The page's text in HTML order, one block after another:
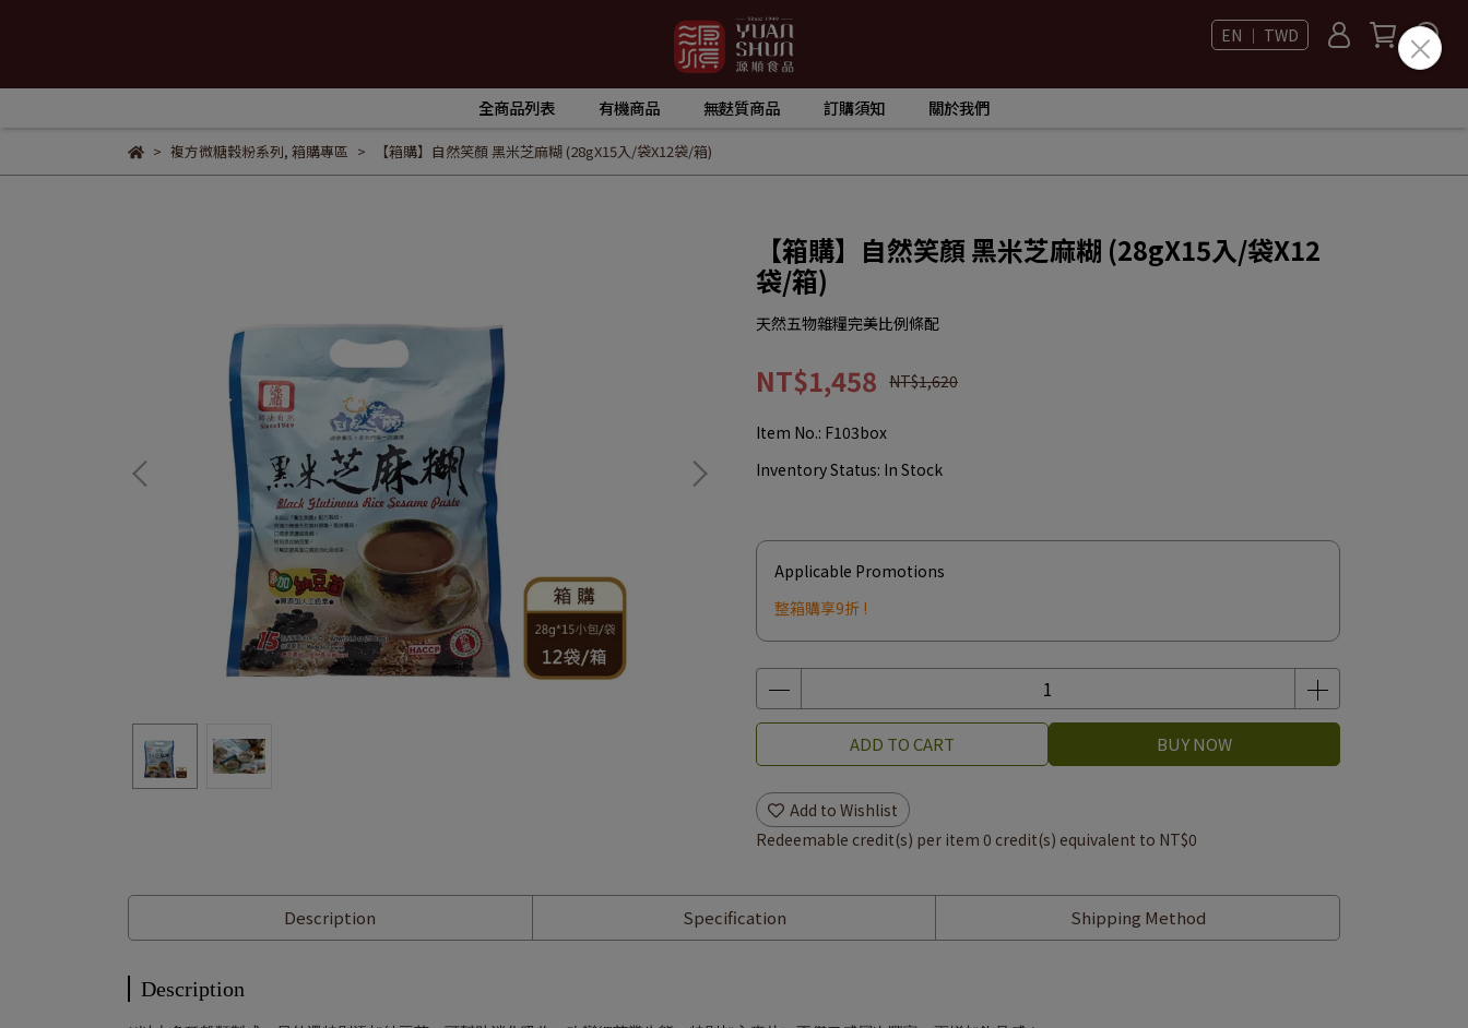
EN ｜ TWD
全商品列表 有機商品 無麩質商品 訂購須知 關於我們
複方微糖穀粉系列, 箱購專區 【箱購】自然笑顏 黑米芝麻糊 (28gX15入/袋X12袋/箱)
【箱購】自然笑顏 黑米芝麻糊 (28gX15入/袋X12
袋/箱)
天然五物雜糧完美比例條配
NT$1,458 NT$1,620
Item No.: F103box
Inventory Status: In Stock
Applicable Promotions
整箱購享9折 !
ADD TO CART BUY NOW
Add to Wishlist
Redeemable credit(s) per item 0 credit(s) equivalent to NT$0
Description Specification Shipping Method
Description